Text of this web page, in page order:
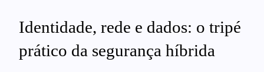
Identidade, rede e dados: o tripé
prático da segurança híbrida